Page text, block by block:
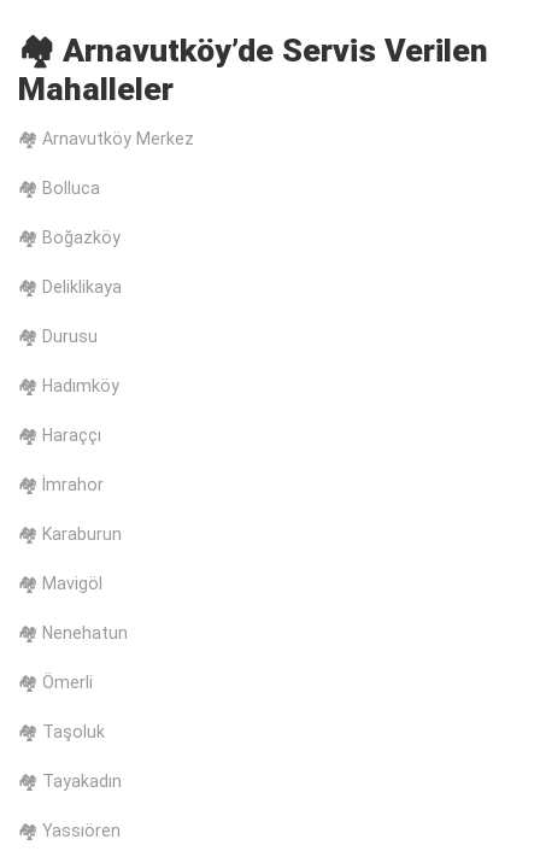
🏘️ Arnavutköy’de Servis Verilen
Mahalleler
🏘️ Arnavutköy Merkez
🏘️ Bolluca
🏘️ Boğazköy
🏘️ Deliklikaya
🏘️ Durusu
🏘️ Hadımköy
🏘️ Haraççı
🏘️ İmrahor
🏘️ Karaburun
🏘️ Mavigöl
🏘️ Nenehatun
🏘️ Ömerli
🏘️ Taşoluk
🏘️ Tayakadın
🏘️ Yassıören